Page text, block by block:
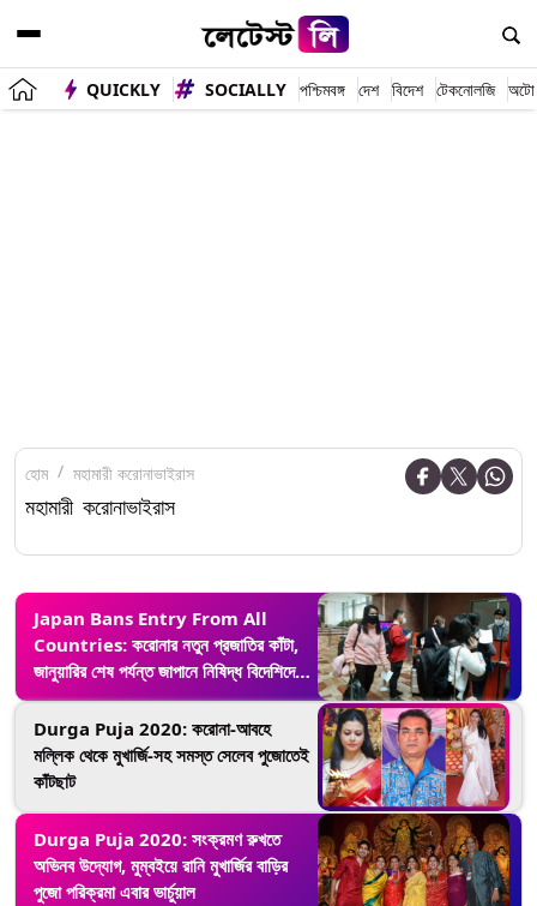
QUICKLY SOCIALLY পশ্চিমবঙ্গ দেশ বিদেশ টেকনোলজি অটো
হোম মহামারী করোনাভাইরাস
মহামারী করোনাভাইরাস
Japan Bans Entry From All
Countries: করোনার নতুন প্রজাতির কাঁটা,
জানুয়ারির শেষ পর্যন্ত জাপানে নিষিদ্ধ বিদেশিদের
প্রবেশ
Durga Puja 2020: করোনা-আবহে
মল্লিক থেকে মুখার্জি-সহ সমস্ত সেলেব পুজোতেই
কাঁটছাট
Durga Puja 2020: সংক্রমণ রুখতে
অভিনব উদ্যোগ, মুম্বইয়ে রানি মুখার্জির বাড়ির
পুজো পরিক্রমা এবার ভার্চুয়াল